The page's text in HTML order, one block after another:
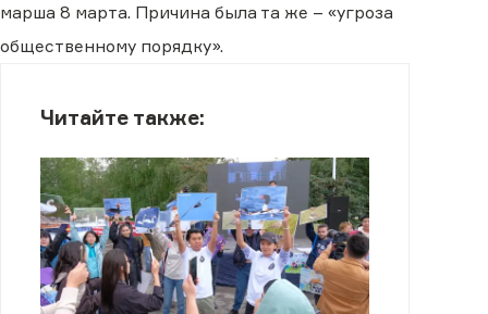
марша 8 марта. Причина была та же – «угроза
общественному порядку».
Читайте также: